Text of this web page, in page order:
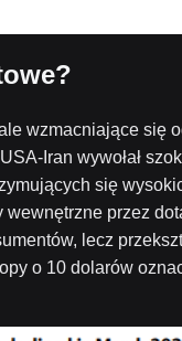
wzmacniające się
Iran wywołał
się
przez
lecz
o 10 dolarów